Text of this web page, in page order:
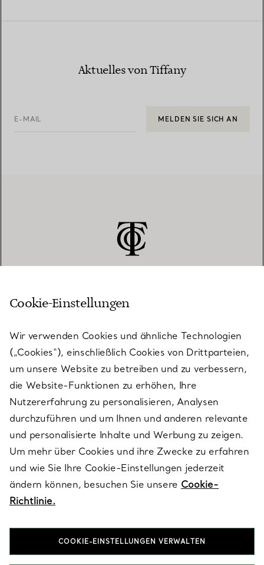
Aktuelles von Tiffany
E-MAIL MELDEN SIE SICH AN
KUNDENSERVICE
SERVICES
ÜBER TIFFANY & CO.
RECHTLICHE HINWEISE
FOLGEN SIE UNS
Cookie-Einstellungen
Wir verwenden Cookies und ähnliche Technologien
(„Cookies“), einschließlich Cookies von Drittparteien,
um unsere Website zu betreiben und zu verbessern,
die Website-Funktionen zu erhöhen, Ihre
Nutzererfahrung zu personalisieren, Analysen
durchzuführen und um Ihnen und anderen relevante
und personalisierte Inhalte und Werbung zu zeigen.
Um mehr über Cookies und ihre Zwecke zu erfahren
und wie Sie Ihre Cookie-Einstellungen jederzeit
ändern können, besuchen Sie unsere Cookie-
Richtlinie.
COOKIE-EINSTELLUNGEN VERWALTEN